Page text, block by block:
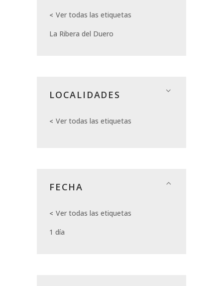
Ver todas las etiquetas
La Ribera del Duero
LOCALIDADES
Ver todas las etiquetas
FECHA
Ver todas las etiquetas
1 día